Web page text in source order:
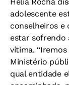
adolescente
conselheiros e
estar sofrendo
vítima.
Ministério
qual entidade